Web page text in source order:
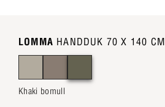
LOMMA HANDDUK 70 X 140 CM
Khaki bomull